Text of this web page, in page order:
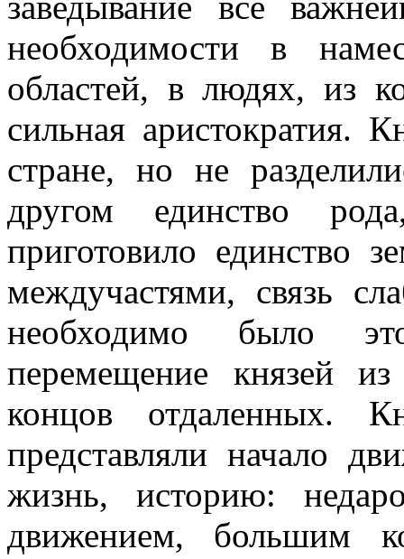
необходимости в
областей, в людях, из
сильная аристократия.
стране, но не
другом единство
приготовило единство
междучастями, связь
необходимо было
перемещение князей
концов отдаленных.
представляли начало
жизнь, историю:
движением, большим